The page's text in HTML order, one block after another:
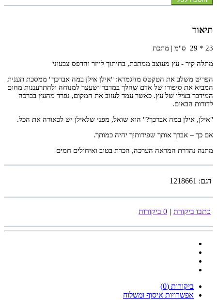
תיאור
23 * 29 ס"מ | מתכת
מתלה קיר - עץ מעוצב ממתכת, בחיתוך לייזר והדפס צבעוני
הפריט משלב את הטקטס מהגמרא: "אילן אילן במה אברכך" ממסכת תענית
המביא את סיפורו של אדם שהלך במדבר ושעצר למנוחה ולהתרעננות מחום
המידבר בצילו של עץ. כאשר עמד לעזוב את המקום, נפרד מהעץ בברכה
לדורות הבאים.
"אילן, אילן במה אברכך?" הוא שואל, מפני שלאילן יש לכאורה את הכל.
אם כך – אברך אותך שפירותיך יהיה כמותך.
מתנה נהדרת המראה הערכה, הכרת בטוב ואיחולים חמים
דגם: 1218661
כתבו ביקורת | 0 ביקורות
ביקורות (0)
אפשרויות איסוף ומשלוח